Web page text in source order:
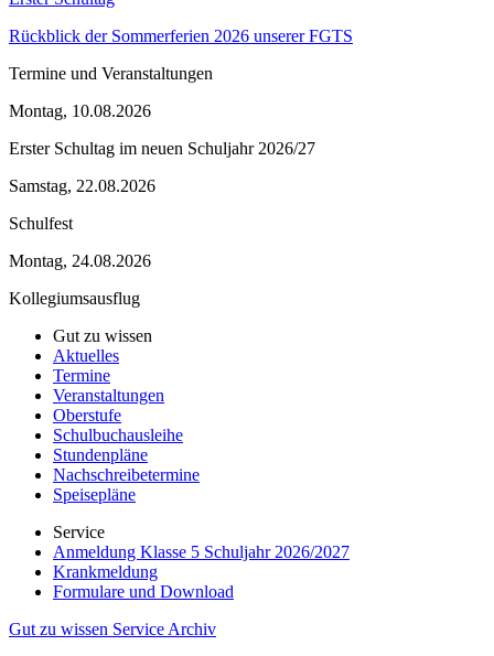
Rückblick der Sommerferien 2026 unserer FGTS
Termine und Veranstaltungen
Montag, 10.08.2026
Erster Schultag im neuen Schuljahr 2026/27
Samstag, 22.08.2026
Schulfest
Montag, 24.08.2026
Kollegiumsausflug
Gut zu wissen
Aktuelles
Termine
Veranstaltungen
Oberstufe
Schulbuchausleihe
Stundenpläne
Nachschreibetermine
Speisepläne
Service
Anmeldung Klasse 5 Schuljahr 2026/2027
Krankmeldung
Formulare und Download
Gut zu wissen Service Archiv